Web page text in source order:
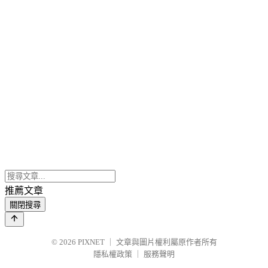
推薦文章
關閉搜尋
© 2026 PIXNET
文章與圖片權利屬原作者所有
隱私權政策
服務聲明